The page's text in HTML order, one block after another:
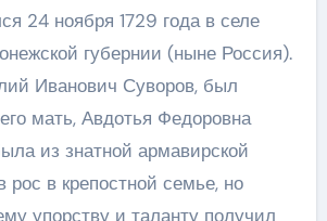
24 ноября 1729 года в селе
губернии (ныне Россия).
Иванович Суворов, был
мать, Авдотья Федоровна
из знатной армавирской
рос в крепостной семье, но
упорству и таланту получил